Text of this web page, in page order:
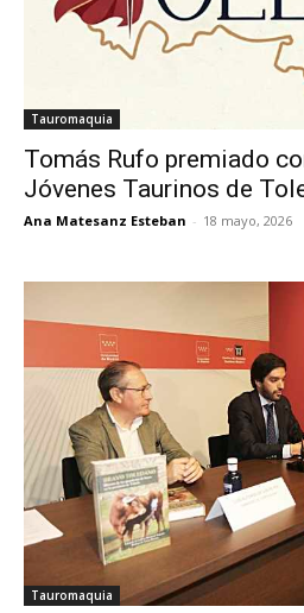
Tauromaquia
Tomás Rufo premiado
Jóvenes Taurinos de
Ana Matesanz Esteban - 18 mayo, 2026
Tauromaquia